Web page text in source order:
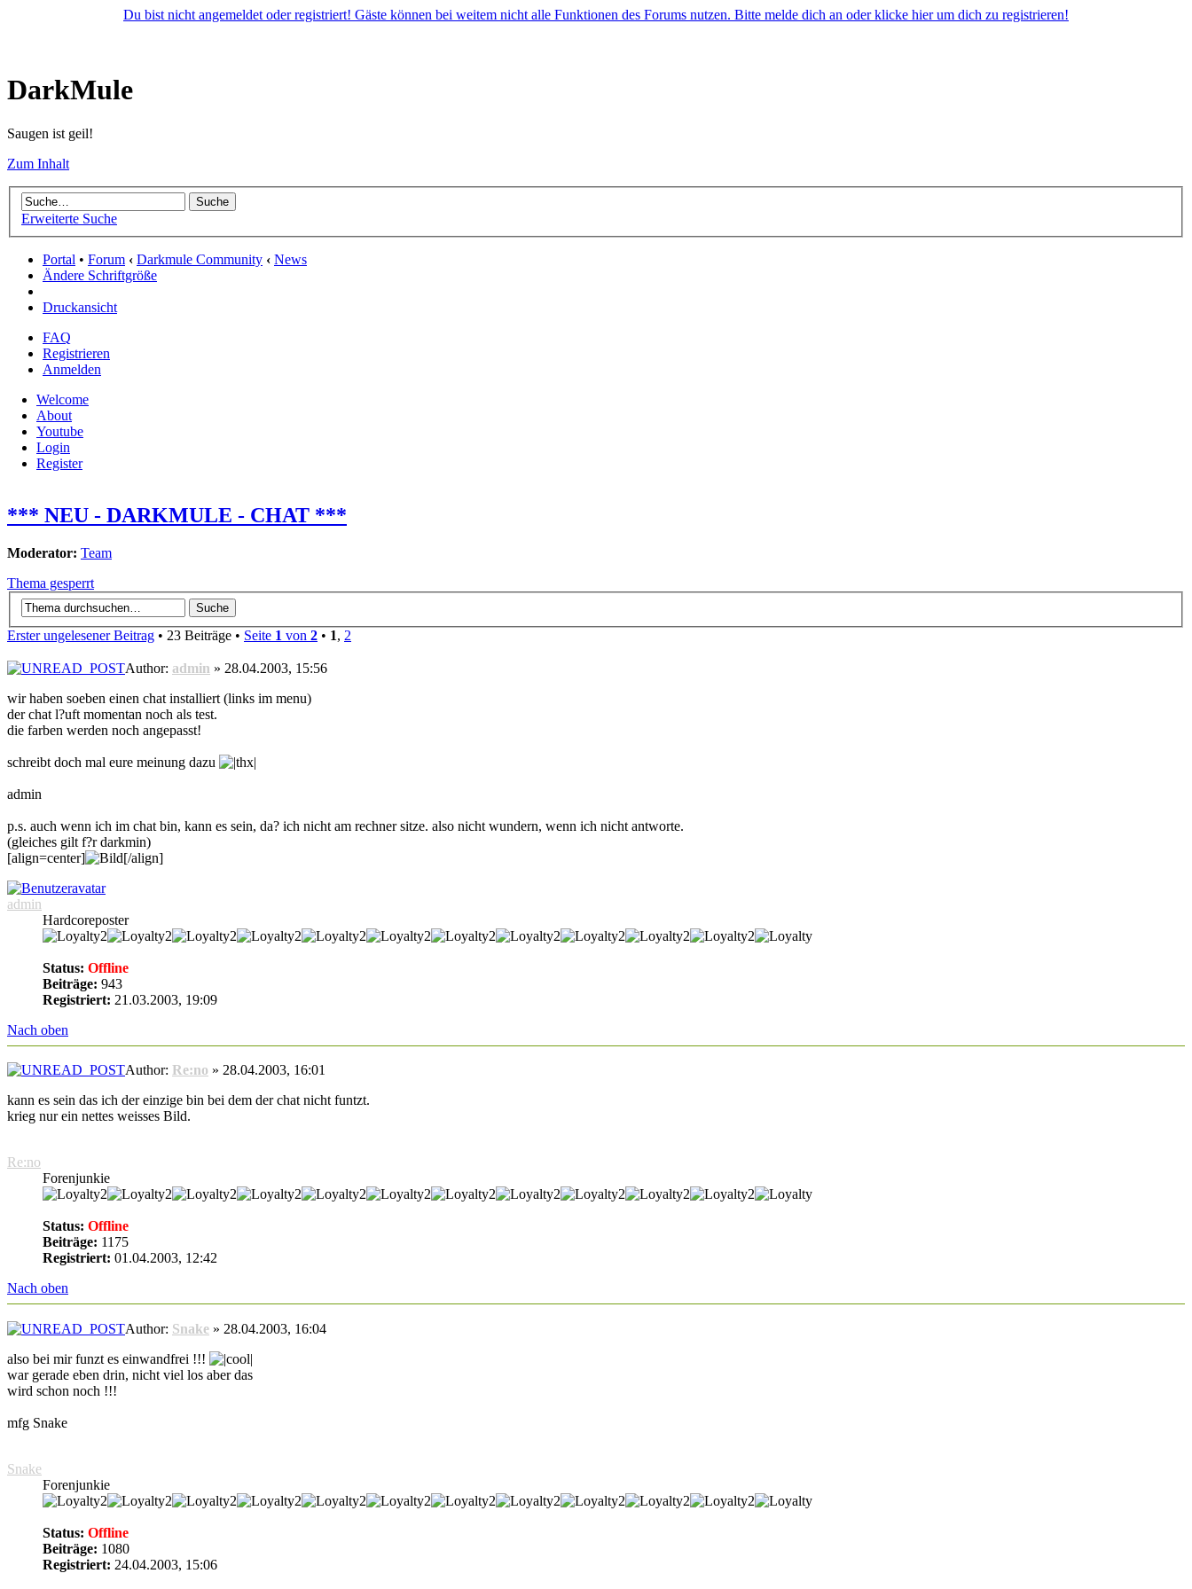
Du bist nicht angemeldet oder registriert! Gäste können bei weitem nicht alle Funktionen des Forums nutzen. Bitte melde dich an oder klicke hier um dich zu registrieren!
DarkMule
Saugen ist geil!
Zum Inhalt
Erweiterte Suche
Portal • Forum ‹ Darkmule Community ‹ News
Ändere Schriftgröße
Druckansicht
FAQ
Registrieren
Anmelden
Welcome
About
Youtube
Login
Register
*** NEU - DARKMULE - CHAT ***
Moderator: Team
Thema gesperrt
Erster ungelesener Beitrag • 23 Beiträge • Seite 1 von 2 • 1, 2
Author: admin » 28.04.2003, 15:56
wir haben soeben einen chat installiert (links im menu)
der chat l?uft momentan noch als test.
die farben werden noch angepasst!
schreibt doch mal eure meinung dazu
admin
p.s. auch wenn ich im chat bin, kann es sein, da? ich nicht am rechner sitze. also nicht wundern, wenn ich nicht antworte.
(gleiches gilt f?r darkmin)
[align=center]
[/align]
admin
Hardcoreposter
Status: Offline
Beiträge: 943
Registriert: 21.03.2003, 19:09
Nach oben
Author: Re:no » 28.04.2003, 16:01
kann es sein das ich der einzige bin bei dem der chat nicht funtzt.
krieg nur ein nettes weisses Bild.
Re:no
Forenjunkie
Status: Offline
Beiträge: 1175
Registriert: 01.04.2003, 12:42
Nach oben
Author: Snake » 28.04.2003, 16:04
also bei mir funzt es einwandfrei !!!
war gerade eben drin, nicht viel los aber das
wird schon noch !!!
mfg Snake
Snake
Forenjunkie
Status: Offline
Beiträge: 1080
Registriert: 24.04.2003, 15:06